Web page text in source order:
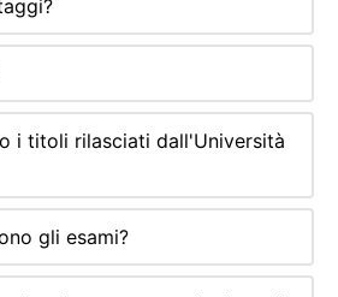
i titoli rilasciati dall'Università
gli esami?